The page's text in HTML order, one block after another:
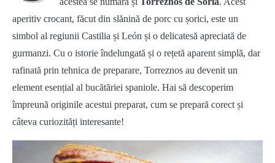
aperitiv crocant, făcut din slănină de porc cu șorici, este un
simbol al regiunii Castilia și León și o delicatesă apreciată de
gurmanzi. Cu o istorie îndelungată și o rețetă aparent simplă, dar
rafinată prin tehnica de preparare, Torreznos au devenit un
element esențial al bucătăriei spaniole. Hai să descoperim
împreună originile acestui preparat, cum se prepară corect și
câteva curiozități interesante!